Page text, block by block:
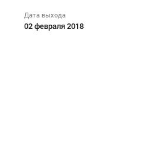
Дата выхода
02 февраля 2018